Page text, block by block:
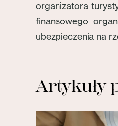
organizatora
finansowego
ubezpieczenia na
Artykuły